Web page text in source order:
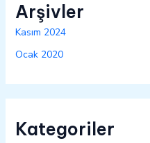
Arşivler
Kasım 2024
Ocak 2020
Kategoriler